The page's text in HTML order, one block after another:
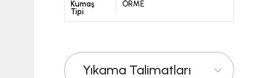
Kumaş
Tipi
ÖRME
Yıkama Talimatları